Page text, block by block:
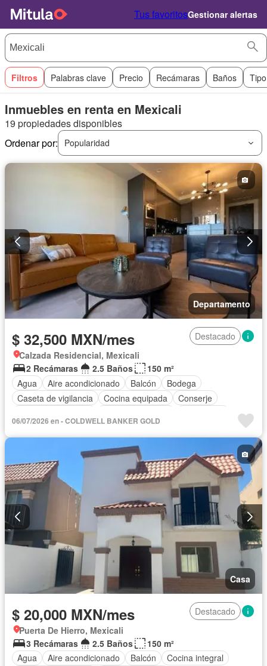
Tus favoritosGestionar alertas
Filtros Palabras clave Precio Recámaras Baños
Inmuebles en renta en Mexicali
19 propiedades disponibles
Ordenar por:
Popularidad
Departamento
$ 32,500 MXN/mes
Destacado
Calzada Residencial, Mexicali
2 Recámaras
2.5 Baños
150 m²
Agua
Aire acondicionado Balcón
Bodega
Caseta de vigilancia
Cocina equipada
Conserje
Elevador
Estacionamiento Gas natural
Recámara con closet Wifi
06/07/2026 en - COLDWELL BANKER GOLD
Casa
$ 20,000 MXN/mes
Destacado
Puerta De Hierro, Mexicali
3 Recámaras
2.5 Baños
150 m²
Agua
Aire acondicionado Balcón
Cocina integral